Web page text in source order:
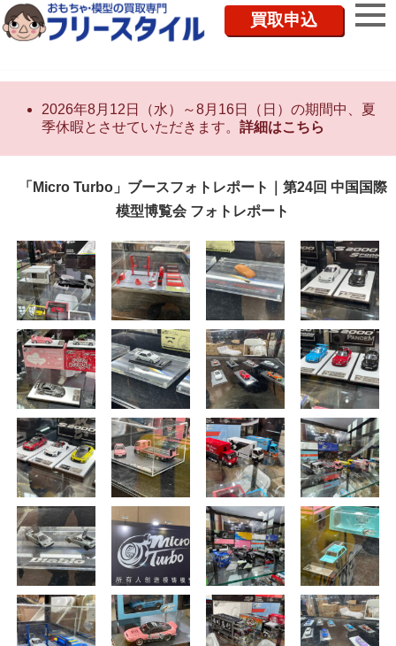
買取申込
2026年8月12日（水）～8月16日（日）の期間中、夏
季休暇とさせていただきます。 詳細はこちら
「Micro Turbo」ブースフォトレポート｜第24回 中国国際
模型博覧会 フォトレポート